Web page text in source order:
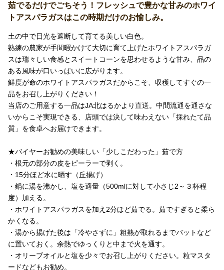
茹でるだけでごちそう！フレッシュで豊かな甘みのホワイ
トアスパラガスはこの時期だけのお愉しみ。
土の中で日光を遮断して育てる美しい白色。
熟練の農家が手間暇かけて大切に育て上げたホワイトアスパラガ
スは瑞々しい食感とスイートコーンを思わせるような甘み、品の
ある風味が口いっぱいに広がります。
鮮度が命のホワイトアスパラガスだからこそ、収穫してすぐの一
品をお召し上がりください！
当店のご用意する一品はJA北はるかより直送。中間流通を通さな
いからこそ実現できる、店頭では決して味わえない「採れたて品
質」を食卓へお届けできます。
★バイヤーお勧めの美味しい「少しこだわった」茹で方
・根元の部分の皮をピーラーで剥く。
・15分ほど水に晒す（丘揚げ）
・鍋に湯を沸かし、塩を適量（500mlに対して小さじ2～３杯程
度）加える。
・ホワイトアスパラガスを加え2分ほど茹でる。茹ですぎると柔ら
かくなる。
・湯から揚げた後は「冷やさずに」粗熱が取れるまでバットなど
に置いておく。余熱でゆっくりと中まで火を通す。
・オリーブオイルと塩を少々でお召し上がりください。粒マスタ
ードなどもお勧め。